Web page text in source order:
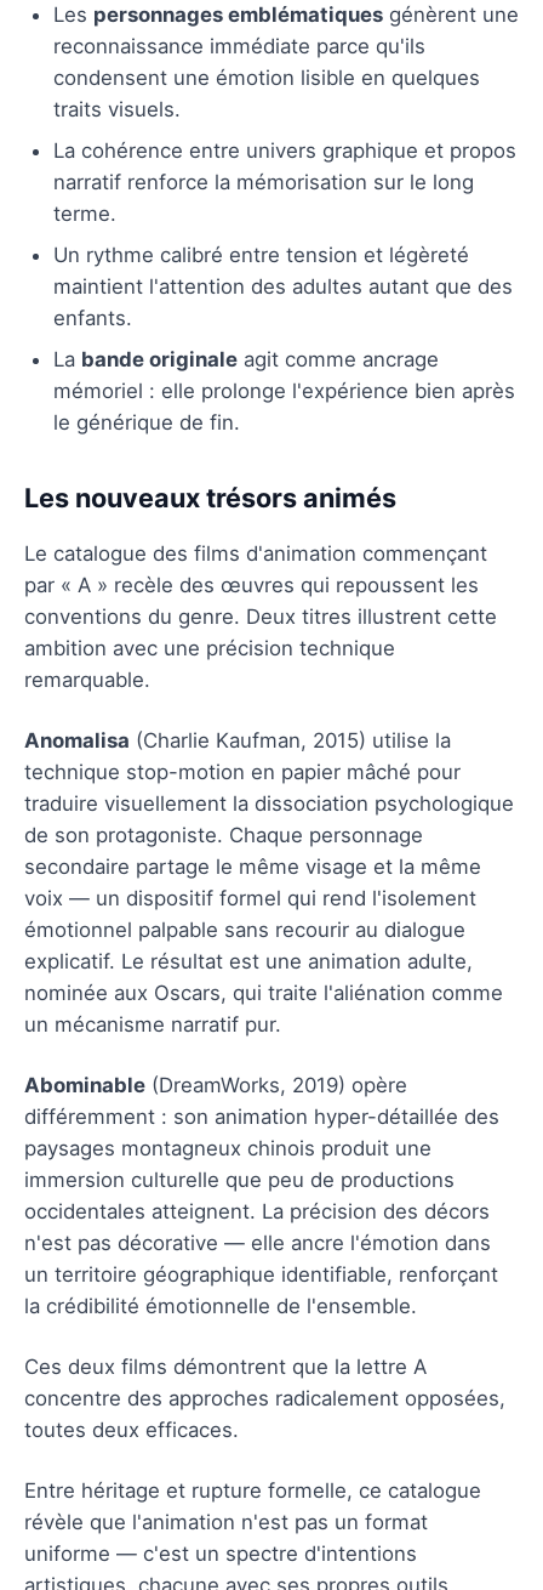
Les personnages emblématiques génèrent une
reconnaissance immédiate parce qu'ils
condensent une émotion lisible en quelques
traits visuels.
La cohérence entre univers graphique et propos
narratif renforce la mémorisation sur le long
terme.
Un rythme calibré entre tension et légèreté
maintient l'attention des adultes autant que des
enfants.
La bande originale agit comme ancrage
mémoriel : elle prolonge l'expérience bien après
le générique de fin.
Les nouveaux trésors animés
Le catalogue des films d'animation commençant
par « A » recèle des œuvres qui repoussent les
conventions du genre. Deux titres illustrent cette
ambition avec une précision technique
remarquable.
Anomalisa (Charlie Kaufman, 2015) utilise la
technique stop-motion en papier mâché pour
traduire visuellement la dissociation psychologique
de son protagoniste. Chaque personnage
secondaire partage le même visage et la même
voix — un dispositif formel qui rend l'isolement
émotionnel palpable sans recourir au dialogue
explicatif. Le résultat est une animation adulte,
nominée aux Oscars, qui traite l'aliénation comme
un mécanisme narratif pur.
Abominable (DreamWorks, 2019) opère
différemment : son animation hyper-détaillée des
paysages montagneux chinois produit une
immersion culturelle que peu de productions
occidentales atteignent. La précision des décors
n'est pas décorative — elle ancre l'émotion dans
un territoire géographique identifiable, renforçant
la crédibilité émotionnelle de l'ensemble.
Ces deux films démontrent que la lettre A
concentre des approches radicalement opposées,
toutes deux efficaces.
Entre héritage et rupture formelle, ce catalogue
révèle que l'animation n'est pas un format
uniforme — c'est un spectre d'intentions
artistiques, chacune avec ses propres outils.